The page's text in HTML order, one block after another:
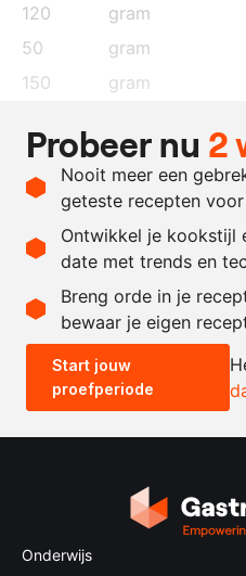
120 gram
50
gram
150
gram
100
gram
1
Recept omrekenen
-
0.5x 1x 2x
Probeer nu 2
Nooit meer een
geteste recepten
Ontwikkel je kookstijl
date met trends en
Breng orde in je
bewaar je eigen
Start jouw
proefperiode
Onderwijs